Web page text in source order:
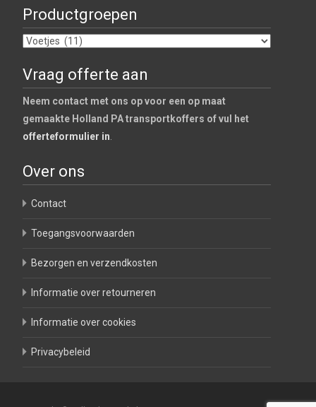
Productgroepen
Vraag offerte aan
Neem contact met ons op voor een op maat
gemaakte Holland PA transportkoffers of vul het
offerteformulier in
Over ons
Contact
Toegangsvoorwaarden
Bezorgen en verzendkosten
Informatie over retourneren
Informatie over cookies
Privacybeleid